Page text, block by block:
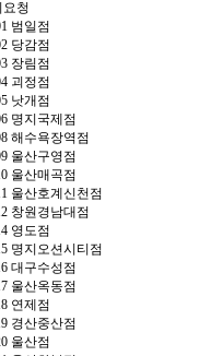
청
범일점
당감점
장림점
괴정점
낫개점
명지국제점
해수욕장역점
울산구영점
울산매곡점
울산호계신천점
창원경남대점
영도점
명지오션시티점
대구수성점
울산옥동점
연제점
경산중산점
울산점